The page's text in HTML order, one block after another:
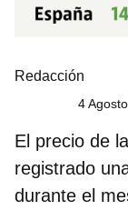
Redacción
4
El precio de
registrado
durante el